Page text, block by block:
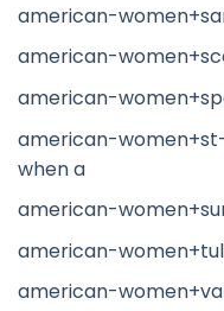
american-
american-
american-
american-
when a
american-
american-
american-